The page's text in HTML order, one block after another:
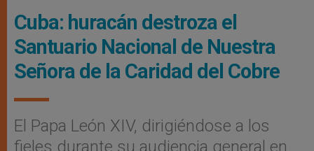
Cuba: huracán destroza el
Santuario Nacional de Nuestra
Señora de la Caridad del Cobre
El Papa León XIV, dirigiéndose a los
fieles durante su audiencia general en